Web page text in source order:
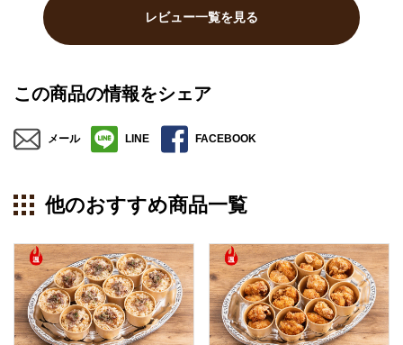
レビュー一覧を見る
この商品の情報をシェア
メール LINE FACEBOOK
他のおすすめ商品一覧